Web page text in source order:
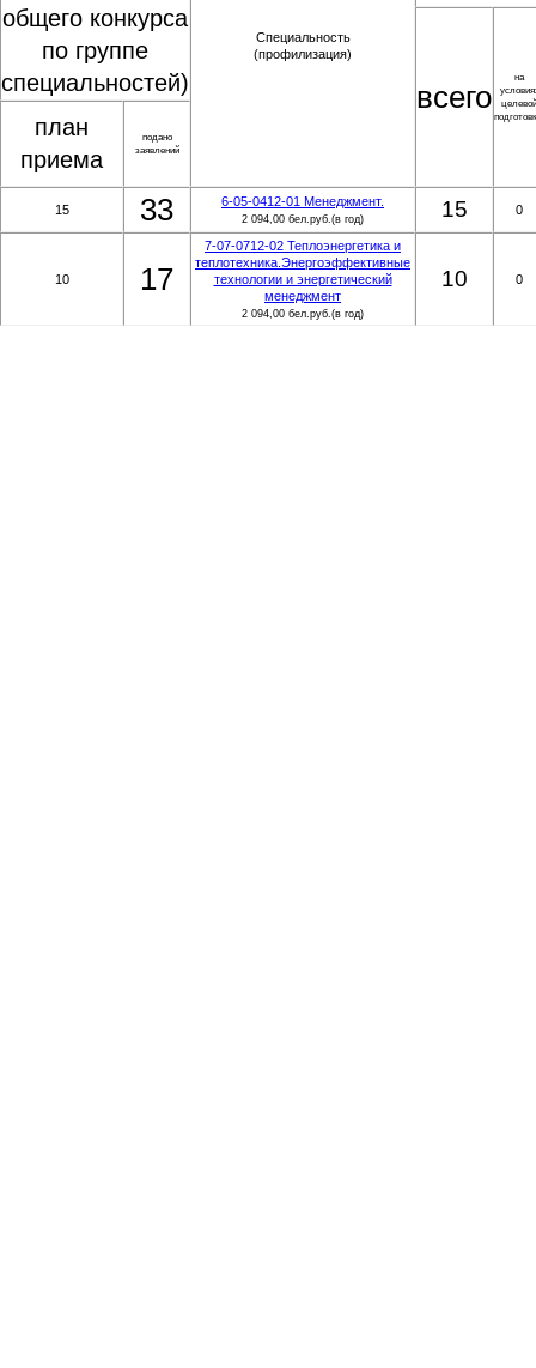
общего конкурса
по группе
специальностей)
Специальность
(профилизация)
всего
на
целевой
план
приема
подано
заявлений
15 33 6-05-0412-01 Менеджмент.
2 094,00 бел.руб.(в год) 15 0
10 17
7-07-0712-02 Теплоэнергетика и
теплотехника.Энергоэффективные
технологии и энергетический
менеджмент
2 094,00 бел.руб.(в год)
10 0